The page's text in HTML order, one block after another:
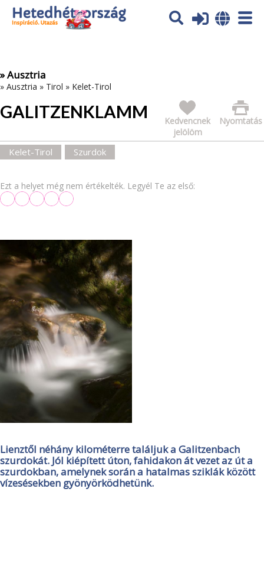
Az oldal sütiket (cookies) használ. További tájékoztatás itt:
Adatvédelmi tájékoztató
» Ausztria
» Ausztria » Tirol » Kelet-Tirol
GALITZENKLAMM Nyomtatás
Kedvencnek
jelölöm
Kelet-Tirol Szurdok
Ezt a helyet még nem értékelték. Legyél Te az első:
Lienztől néhány kilométerre találjuk a Galitzenbach
szurdokát. Jól kiépített úton, fahidakon át vezet az út a
szurdokban, amelynek során a hatalmas sziklák között
vízesésekben gyönyörködhetünk.